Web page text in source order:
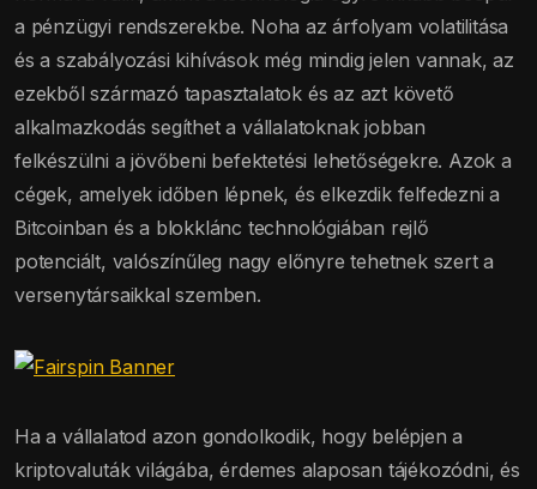
a pénzügyi rendszerekbe. Noha az árfolyam volatilitása
és a szabályozási kihívások még mindig jelen vannak, az
ezekből származó tapasztalatok és az azt követő
alkalmazkodás segíthet a vállalatoknak jobban
felkészülni a jövőbeni befektetési lehetőségekre. Azok a
cégek, amelyek időben lépnek, és elkezdik felfedezni a
Bitcoinban és a blokklánc technológiában rejlő
potenciált, valószínűleg nagy előnyre tehetnek szert a
versenytársaikkal szemben.
Ha a vállalatod azon gondolkodik, hogy belépjen a
kriptovaluták világába, érdemes alaposan tájékozódni, és